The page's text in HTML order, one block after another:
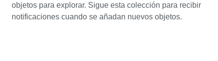
objetos para explorar. Sigue esta colección para recibir
notificaciones cuando se añadan nuevos objetos.